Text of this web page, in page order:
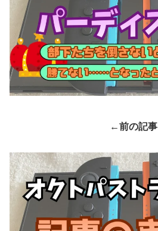
←前の記事